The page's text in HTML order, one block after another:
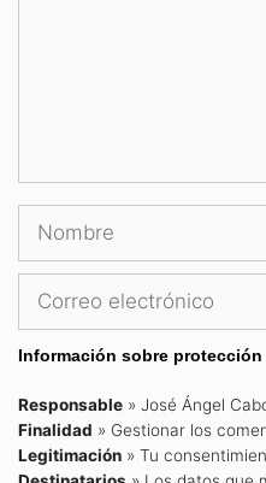
Nombre
Correo
Información sobre
Responsable » José Ángel
Finalidad » Gestionar los
Legitimación » Tu